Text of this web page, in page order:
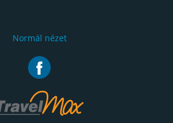
Normál nézet